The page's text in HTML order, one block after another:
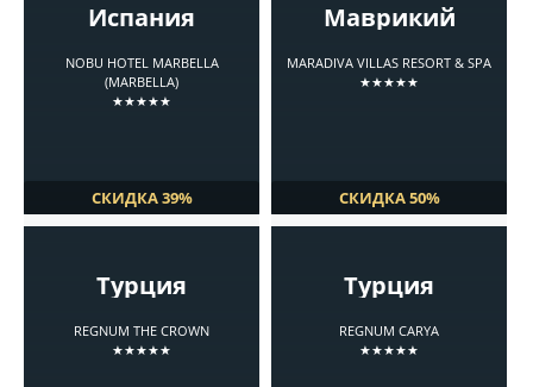
Испания
NOBU HOTEL MARBELLA
(MARBELLA)
★★★★★
СКИДКА 39%
Маврикий
MARADIVA VILLAS RESORT & SPA
★★★★★
СКИДКА 50%
Турция
REGNUM THE CROWN
★★★★★
Турция
REGNUM CARYA
★★★★★